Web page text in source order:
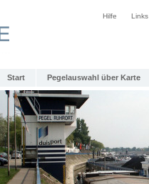
Hilfe Links
Start Pegelauswahl über Karte